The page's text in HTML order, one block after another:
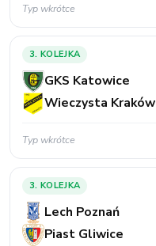
Typ wkrótce
3. KOLEJKA
GKS Katowice
Wieczysta Kraków
Typ wkrótce
3. KOLEJKA
Lech Poznań
Piast Gliwice